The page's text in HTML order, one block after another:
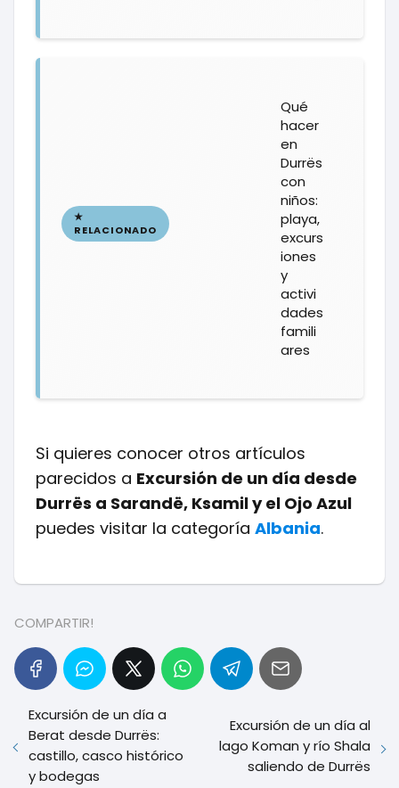
Qué
hacer
en
Durrës
con
niños:
playa,
excurs
iones
y
activi
dades
famili
ares
Si quieres conocer otros artículos
parecidos a Excursión de un día desde
Durrës a Sarandë, Ksamil y el Ojo Azul
puedes visitar la categoría Albania.
COMPARTIR!
Excursión de un día a
Berat desde Durrës:
castillo, casco histórico
y bodegas
Excursión de un día al
lago Koman y río Shala
saliendo de Durrës